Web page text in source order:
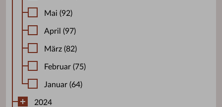
Mai (92)
April (97)
März (82)
Februar (75)
Januar (64)
2024